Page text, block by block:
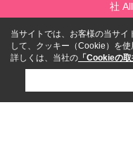
社
当サイトでは、お客様の当サイ
して、クッキー（Cookie）を使
詳しくは、当社の 「Cookieの